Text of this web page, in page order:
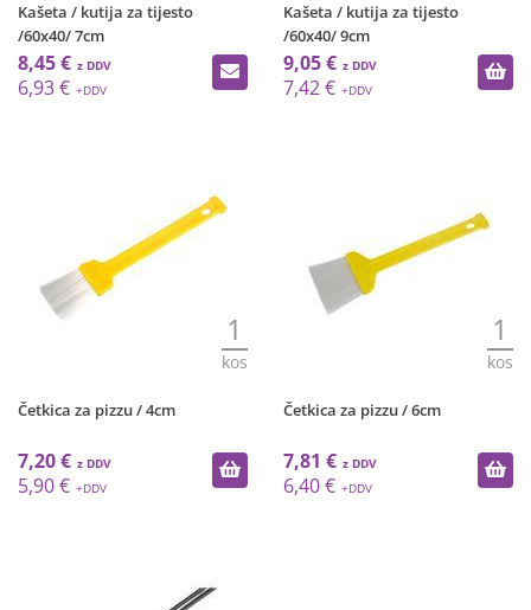
Kašeta / kutija za tijesto
/60x40/ 7cm
8,45 €
6,93 €
Kašeta / kutija za tijesto
/60x40/ 9cm
9,05 €
7,42 €
1
kos
Četkica za pizzu / 4cm
7,20 €
5,90 €
1
kos
Četkica za pizzu / 6cm
7,81 €
6,40 €